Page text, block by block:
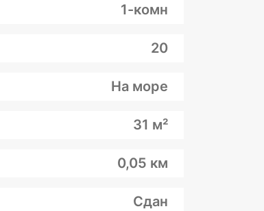
1-комн
20
На море
31 м²
0,05 км
Сдан